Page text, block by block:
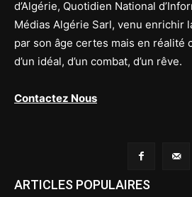
d’Algérie, Quotidien National
Médias Algérie Sarl, venu enrichir
par son âge certes mais en réalité
d’un idéal, d’un combat, d’un rêve.
Contactez Nous
ARTICLES POPULAIRES